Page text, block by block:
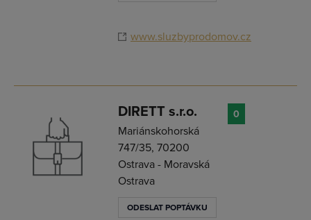
www.sluzbyprodomov.cz
DIRETT s.r.o.
Mariánskohorská
747/35, 70200
Ostrava - Moravská
Ostrava
ODESLAT POPTÁVKU
0